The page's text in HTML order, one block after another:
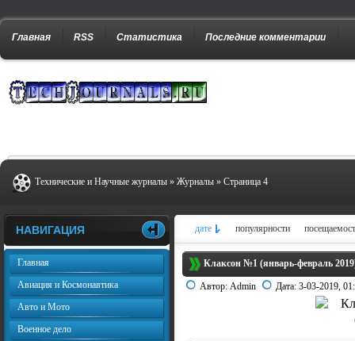
Главная RSS Статистика Последние комментарии
Технические и Научные журналы » Журналы » Страница 4
дате популярности
Клаксон №1 (январь-февраль
Автор: Admin Дата: 3-03-2019,
НАВИГАЦИЯ
Главная
Авиация и Космонавтика
Авто и Мото
Военное дело